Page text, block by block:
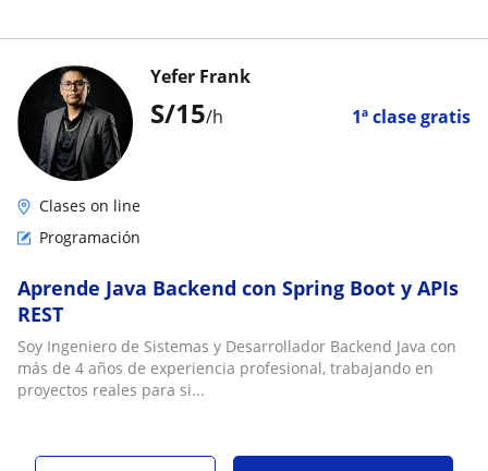
S/15/h 1ª clase gratis
Yefer Frank
Clases on line
Programación
Aprende Java Backend con Spring Boot y APIs
REST
Soy Ingeniero de Sistemas y Desarrollador Backend Java con
más de 4 años de experiencia profesional, trabajando en
proyectos reales para si...